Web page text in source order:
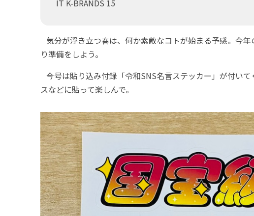
IT K-BRANDS 15
気分が浮き立つ春は、何か素敵なコトが始まる予感。今
り準備をしよう。
今号は貼り込み付録「令和SNS名言ステッカー」が付い
スなどに貼って楽しんで。